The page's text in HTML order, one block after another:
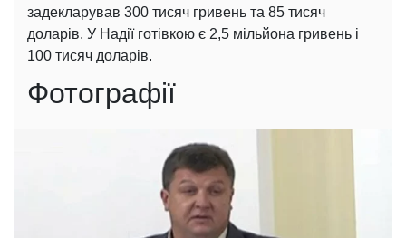
задекларував 300 тисяч гривень та 85 тисяч
доларів. У Надії готівкою є 2,5 мільйона гривень і
100 тисяч доларів.
Фотографії